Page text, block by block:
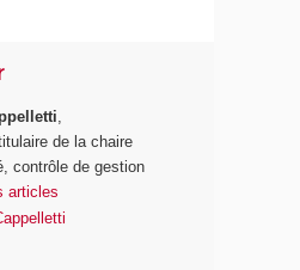
,
de la chaire
contrôle de gestion
articles